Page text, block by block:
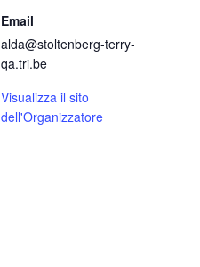
Email
alda@stoltenberg-terry-
qa.tri.be
Visualizza il sito
dell'Organizzatore